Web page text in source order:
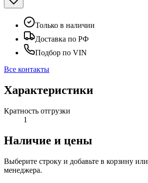
Только в наличии
Доставка по РФ
Подбор по VIN
Все контакты
Характеристики
Кратность отгрузки
1
Наличие и цены
Выберите строку и добавьте в корзину
менеджера.